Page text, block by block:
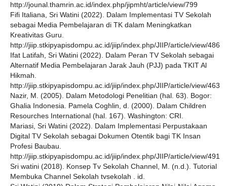
http://jounal.thamrin.ac.id/index.php/jipmht/article/view/799
Fifi Italiana, Sri Watini (2022). Dalam Implementasi TV Sekolah
sebagai Media Pembelajaran di TK dalam Meningkatkan
Kreativitas Guru.
http://jiip.stkipyapisdompu.ac.id/jiip/index.php/JIIP/article/view/486
Ifat Latifah, Sri Watini (2022). Dalam Peran TV Sekolah sebagai
Alternatif Media Pembelajaran Jarak Jauh (PJJ) pada TKIT Al
Hikmah.
http://jiip.stkipyapisdompu.ac.id/jiip/index.php/JIIP/article/view/463
Nazir, M. (2005). Dalam Metodologi Penelitian (hal. 63). Bogor:
Ghalia Indonesia. Pamela Coghlin, d. (2000). Dalam Children
Resourches International (hal. 167). Washington: CRI.
Mariasi, Sri Watini (2022). Dalam Implementasi Perpustakaan
Digital TV Sekolah sebagai Dokumen Otentik bagi TK Insan
Profesi Baubau.
http://jiip.stkipyapisdompu.ac.id/jiip/index.php/JIIP/article/view/491
Sri watini (2018). Konsep Tv Sekolah Channel, M. (n.d.). Tutorial
Membuka Channel Sekolah tvsekolah . id.